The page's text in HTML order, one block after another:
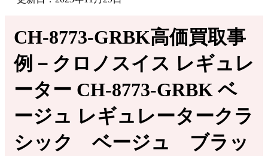
CH-8773-GRBK高価買取事
例－クロノスイス レギュレ
ーター CH-8773-GRBK ベ
ージュ レギュレータークラ
シック ベージュ ブラッ